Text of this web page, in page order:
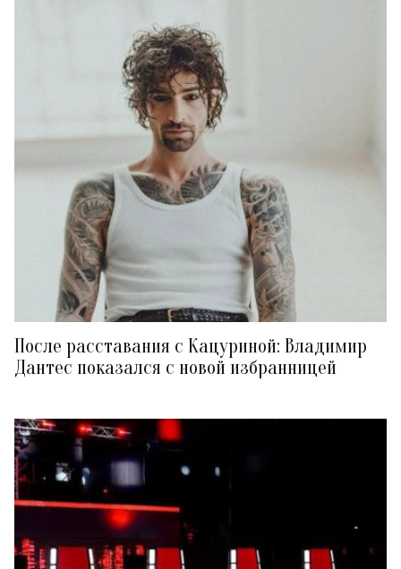
После расставания с Кацуриной: Владимир
Дантес показался с новой избранницей